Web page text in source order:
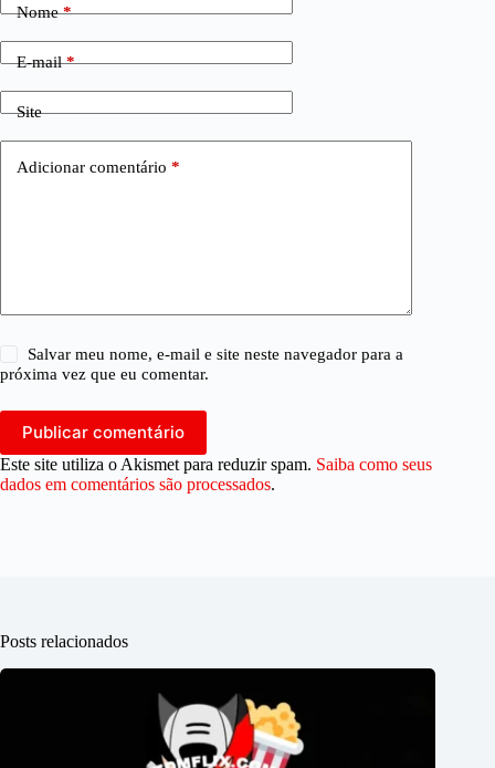
Nome*
E-mail*
Site
Adicionar comentário *
Salvar meu nome, e-mail e site neste navegador para a
próxima vez que eu comentar.
Publicar comentário
Este site utiliza o Akismet para reduzir spam. Saiba como seus
dados em comentários são processados.
Posts relacionados